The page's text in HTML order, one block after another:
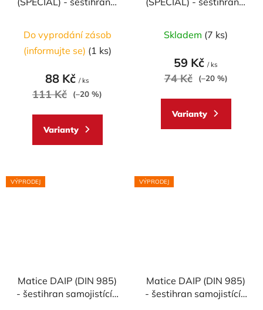
AL7075 - ERGAL
Do vyprodání zásob
(informujte se) (1 ks)
88 Kč / ks
111 Kč (–20 %)
Varianty
AL7075 - ERGAL
Skladem (7 ks)
59 Kč / ks
74 Kč (–20 %)
Varianty
VÝPRODEJ
Matice DAIP (DIN 985)
- šestihran samojistící -
VÝPRODEJ
Matice DAIP (DIN 985)
- šestihran samojistící -